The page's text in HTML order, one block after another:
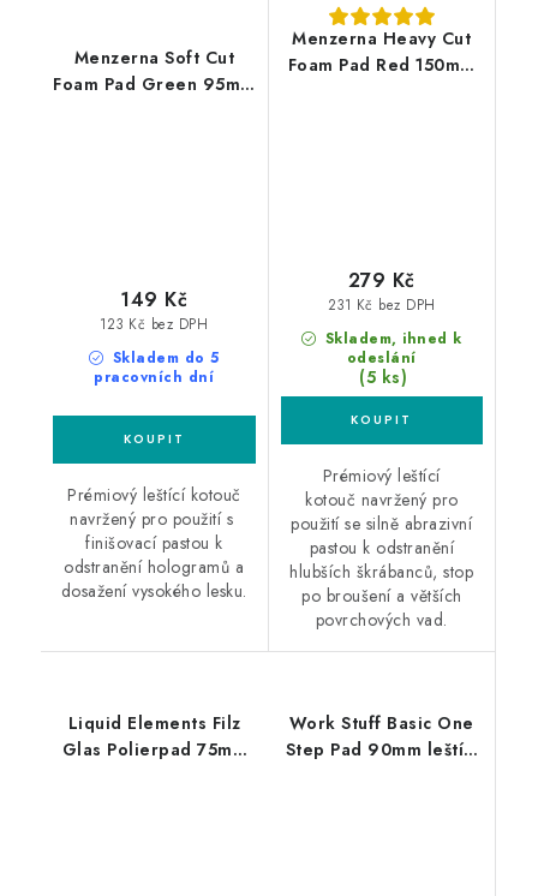
Menzerna Soft Cut
Foam Pad Green 95mm
Skladem do 5
pracovních dní
123 Kč bez DPH
149 Kč
Prémiový leštící kotouč
navržený pro použití s ​​
finišovací pastou k
odstranění hologramů a
dosažení vysokého lesku.
Menzerna Heavy Cut
Foam Pad Red 150mm
Skladem, ihned k
odeslání
(5 ks)
231 Kč bez DPH
279 Kč
Prémiový leštící
kotouč navržený pro
použití se silně abrazivní
pastou k odstranění
hlubších škrábanců, stop
po broušení a větších
povrchových vad.
Liquid Elements Filz
Glas Polierpad 75mm
Work Stuff Basic One
Step Pad 90mm leštící